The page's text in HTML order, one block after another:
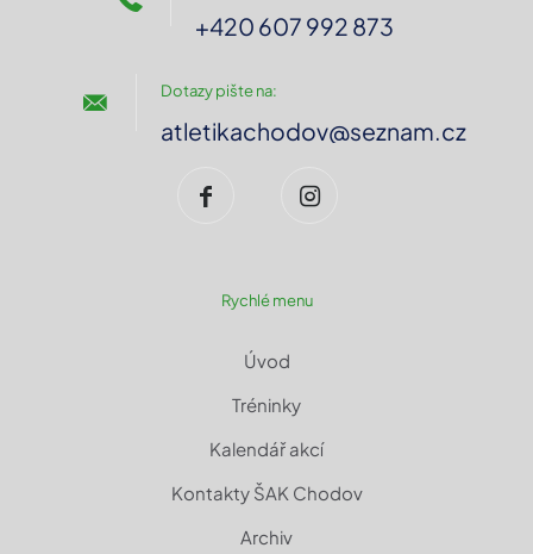
+420 607 992 873
Dotazy pište na:
atletikachodov@seznam.cz
Rychlé menu
Úvod
Tréninky
Kalendář akcí
Kontakty ŠAK Chodov
Archiv